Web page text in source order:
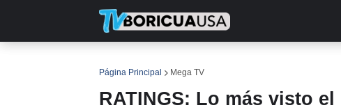
Página Principal Mega TV
RATINGS: Lo más visto